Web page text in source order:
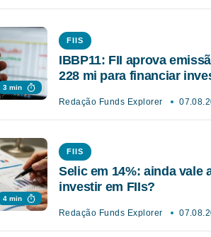
3 min
FIIS
IBBP11: FII aprova
228 mi para financiar
Redação Funds Explorer
4 min
FIIS
Selic em 14%: ainda vale
investir em FIIs?
Redação Funds Explorer